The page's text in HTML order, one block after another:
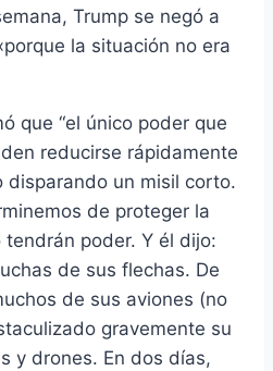
Trump se negó a
la situación no era
que “el único poder que
reducirse rápidamente
disparando un misil corto.
de proteger la
poder. Y él dijo:
de sus flechas. De
de sus aviones (no
gravemente su
y drones. En dos días,